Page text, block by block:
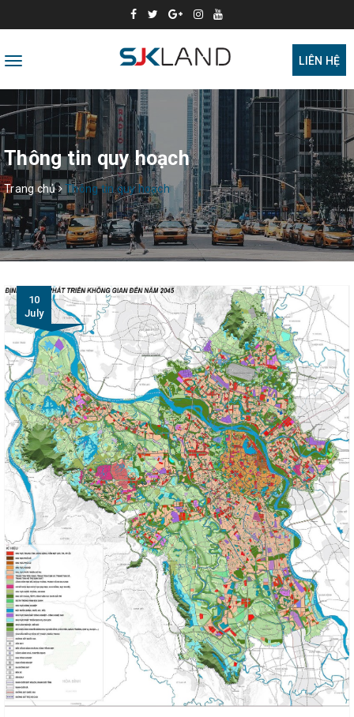
Toggle
LIÊN HỆ
Thông tin quy hoạch
Trang chủ Thông tin quy hoạch
10
July